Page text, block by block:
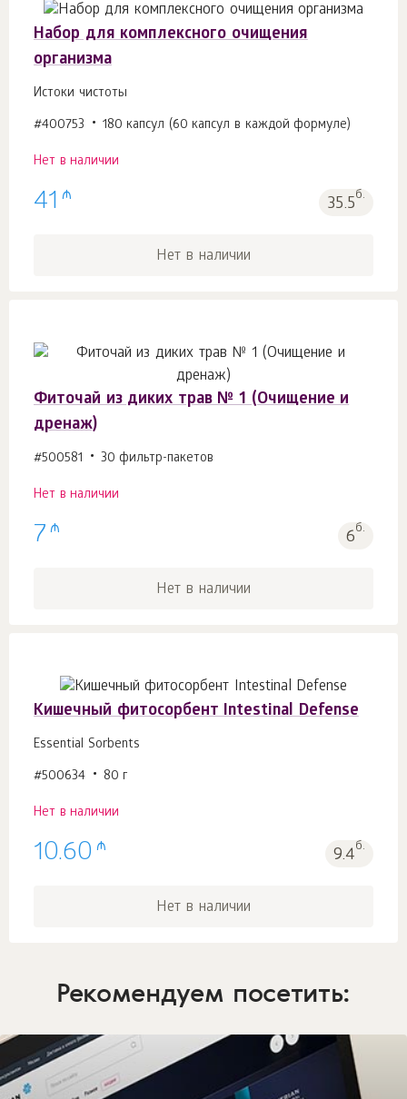
Набор для комплексного очищения
организма
Истоки чистоты
#400753 180 капсул (60 капсул в каждой формуле)
Нет в наличии
41 ₼ 35.5б.
Нет в наличии
Фиточай из диких трав № 1 (Очищение и
дренаж)
#500581 30 фильтр-пакетов
Нет в наличии
7 ₼ 6б.
Нет в наличии
Кишечный фитосорбент Intestinal Defense
Essential Sorbents
#500634 80 г
Нет в наличии
10.60 ₼ 9.4б.
Нет в наличии
Рекомендуем посетить: